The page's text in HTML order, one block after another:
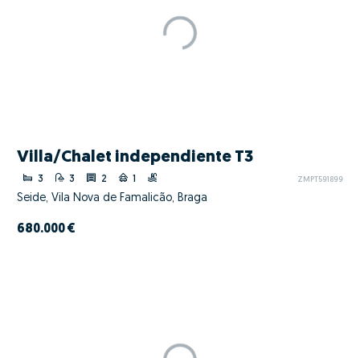
Villa/Chalet independiente T3
3 3 2 1 ZMPT591899
Seide, Vila Nova de Famalicão, Braga
680.000 €